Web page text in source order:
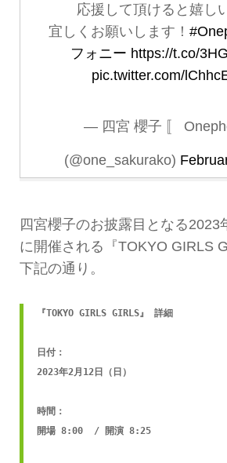
応援して頂けると嬉し
宜しくお願いします！
フォニー https://t.co/
pic.twitter.com/
— 四宮 櫻子 〚
(@one_sakurako)
四宮櫻子のお披露目となる2023
に開催される『TOKYO GIRLS
下記の通り。
『TOKYO GIRLS GIRLS』 詳細
日付：
2023年2月12日（日）
時間：
開場 8:00  / 開演 8:25